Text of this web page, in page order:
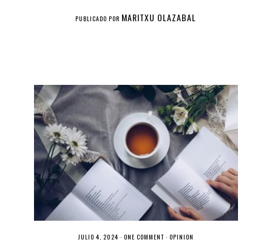
PUBLICADO POR MARITXU OLAZABAL
JULIO 4, 2024 · ONE COMMENT· OPINIÓN